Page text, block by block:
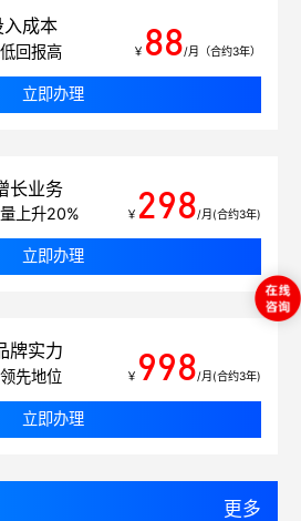
成本
回报高 ￥ 88/月（合约3年）
立即办理
长业务
上升20% ￥ 298/月(合约3年)
立即办理
牌实力
先地位 ￥ 998/月(合约3年)
立即办理
更多